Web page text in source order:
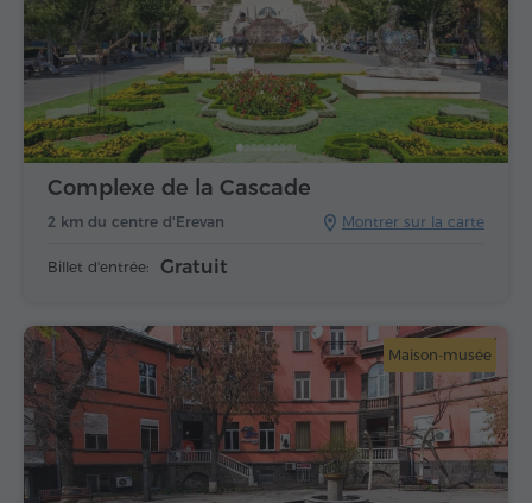
Montrer sur la carte
2 km du centre d'Erevan
Complexe de la Cascade
Billet d'entrée: Gratuit
Maison-musée